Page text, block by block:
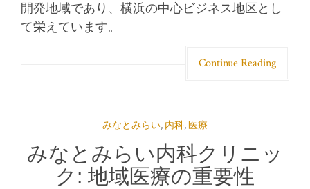
開発地域であり、横浜の中心ビジネス地区とし
て栄えています。
Continue Reading
みなとみらい, 内科, 医療
みなとみらい内科クリニッ
ク: 地域医療の重要性